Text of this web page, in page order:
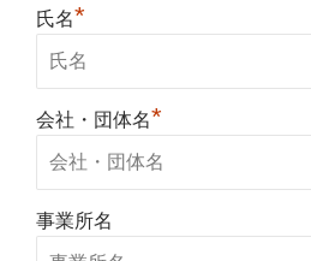
氏名*
会社・団体名*
事業所名